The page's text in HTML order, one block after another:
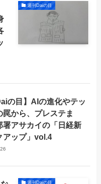
週刊Daiの目
の目】AIの進化やテッ
罠から、プレステま
署アサカイの「日経新
アップ」vol.4
週刊Daiの目